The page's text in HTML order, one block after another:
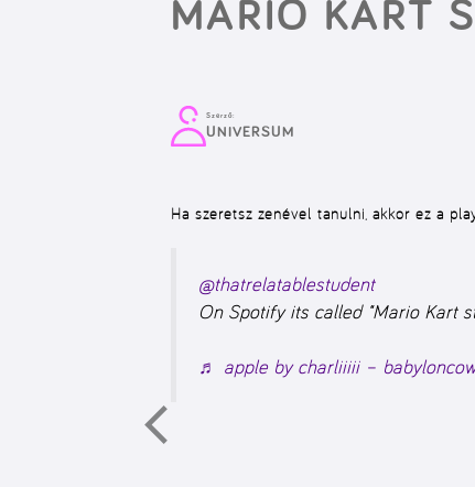
MARIO KART
Szerző:
UNIVERSUM
Ha szeretsz zenével tanulni, akkor ez a
@thatrelatablestudent
On Spotify its called “Mario Kart
♬ apple by charliiiii –